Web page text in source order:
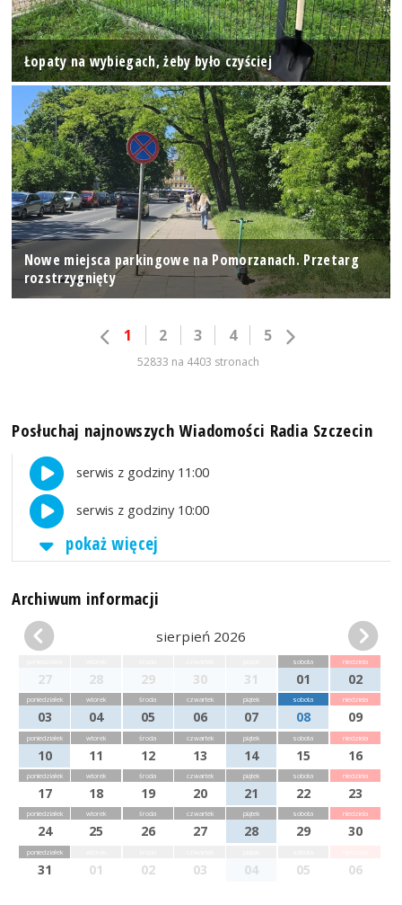
Łopaty na wybiegach, żeby było czyściej
Nowe miejsca parkingowe na Pomorzanach. Przetarg
rozstrzygnięty
1 2 3 4 5
52833 na 4403 stronach
Posłuchaj najnowszych Wiadomości Radia Szczecin
serwis z godziny 11:00
serwis z godziny 10:00
pokaż więcej
Archiwum informacji
sierpień 2026
27 28 29 30 31
sobota
01
niedziela
02
poniedziałek
03
wtorek
04
środa
05
czwartek
06
piątek
07
sobota
08
niedziela
09
poniedziałek
10
wtorek
11
środa
12
czwartek
13
piątek
14
sobota
15
niedziela
16
poniedziałek
17
wtorek
18
środa
19
czwartek
20
piątek
21
sobota
22
niedziela
23
poniedziałek
24
wtorek
25
środa
26
czwartek
27
piątek
28
sobota
29
niedziela
30
poniedziałek
31 01 02 03 04 05 06